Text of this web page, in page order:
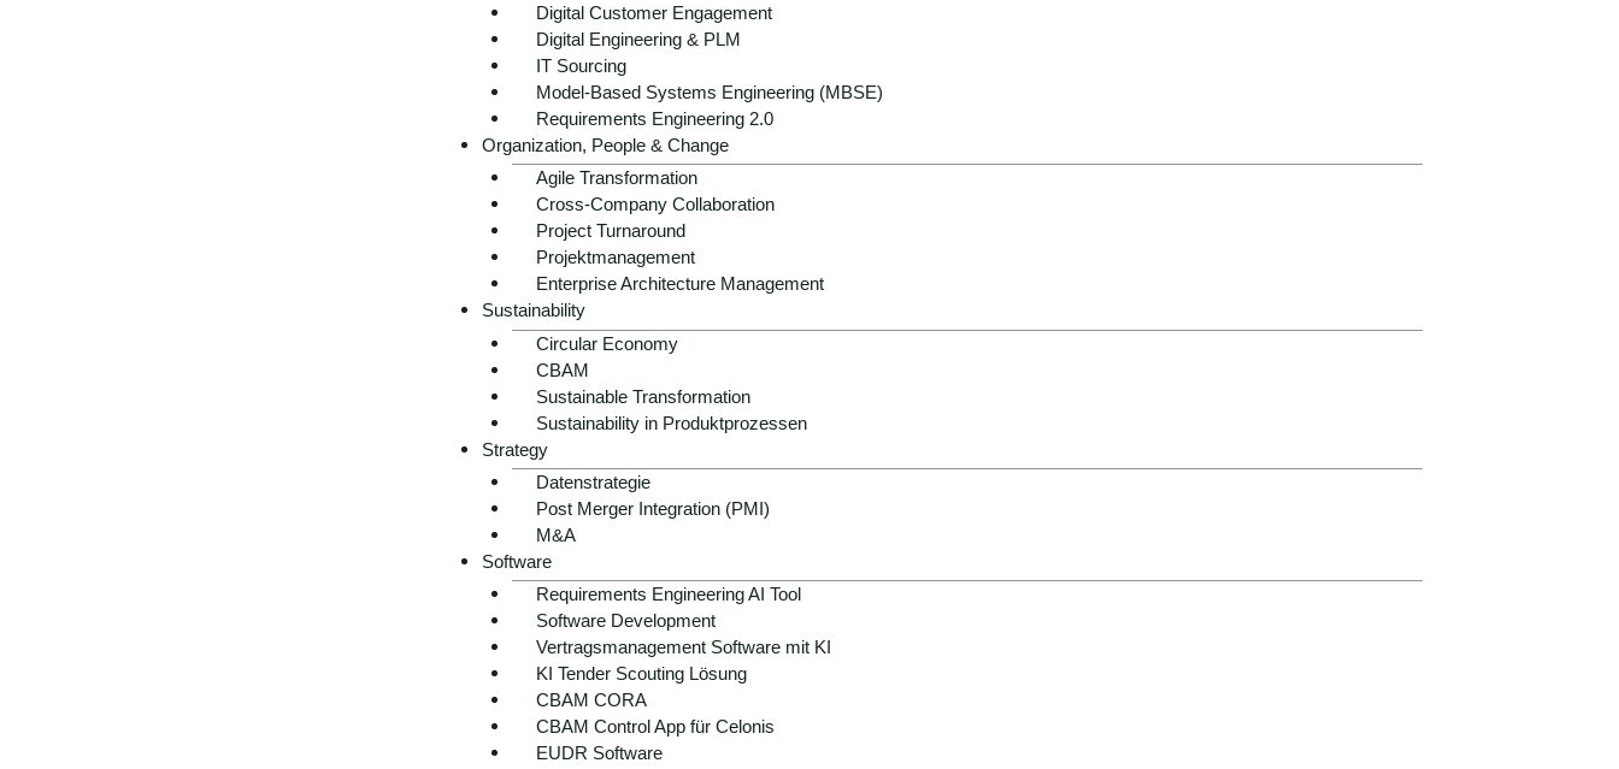
Digital Customer Engagement
Digital Engineering & PLM
IT Sourcing
Model-Based Systems Engineering (MBSE)
Requirements Engineering 2.0
Organization, People & Change
Agile Transformation
Cross-Company Collaboration
Project Turnaround
Projektmanagement
Enterprise Architecture Management
Sustainability
Circular Economy
CBAM
Sustainable Transformation
Sustainability in Produktprozessen
Strategy
Datenstrategie
Post Merger Integration (PMI)
M&A
Software
Requirements Engineering AI Tool
Software Development
Vertragsmanagement Software mit KI
KI Tender Scouting Lösung
CBAM CORA
CBAM Control App für Celonis
EUDR Software
Über 20 Jahre
Beratungskompetenz
Wir kennen die Stolpersteine und die
Abkürzungen – damit Sie schneller
dort ankommen, wo Sie hinwollen.
100% für Ihren
Wir sind erst zufrieden, wenn Sie es
Kostenlose Situations‑ und Anforderungseinschätzung